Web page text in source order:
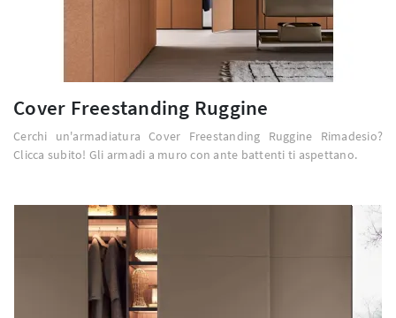
Cover Freestanding Ruggine
Cerchi un'armadiatura Cover Freestanding Ruggine Rimadesio?
Clicca subito! Gli armadi a muro con ante battenti ti aspettano.